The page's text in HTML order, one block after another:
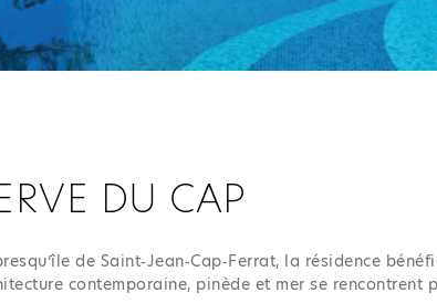
DU CAP
de Saint‑Jean‑Cap‑Ferrat, la résidence
contemporaine, pinède et mer se rencontrent